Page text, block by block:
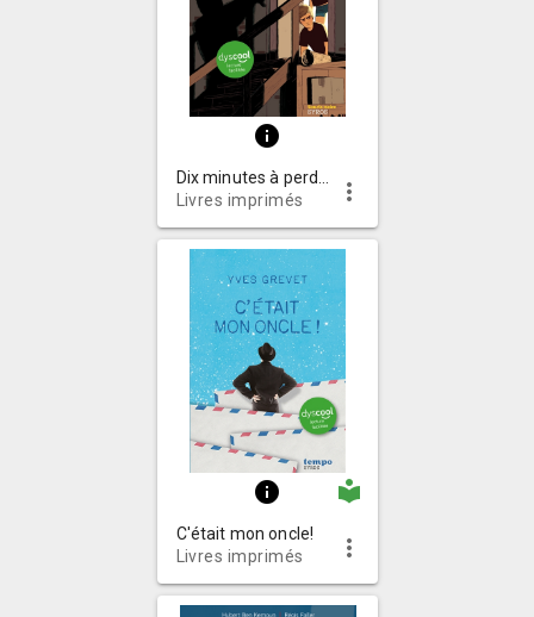
info
Livres imprimés
more_vert
info local_library
C'était mon oncle!
Livres imprimés
more_vert